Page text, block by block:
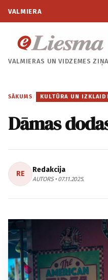
VALMIERA
VALMIERAS UNVIDZEMES
SĀKUMS / KULTŪRA UN
Dāmas
RE Redakcija
AUTORS • 07.11.2025.